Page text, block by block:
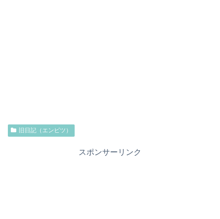
旧日記（エンピツ）
スポンサーリンク